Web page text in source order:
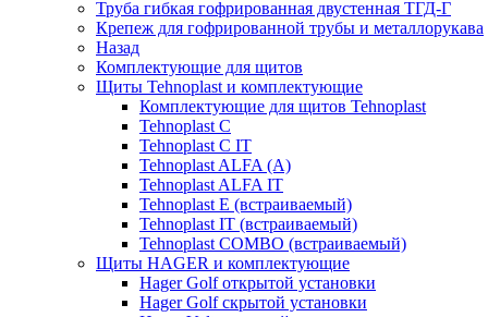
Труба гибкая гофрированная двустенная ТГД-Г
Крепеж для гофрированной трубы и металлорукава
Назад
Комплектующие для щитов
Щиты Tehnoplast и комплектующие
Комплектующие для щитов Tehnoplast
Tehnoplast C
Tehnoplast C IT
Tehnoplast ALFA (А)
Tehnoplast ALFA IT
Tehnoplast E (встраиваемый)
Tehnoplast IT (встраиваемый)
Tehnoplast COMBO (встраиваемый)
Щиты HAGER и комплектующие
Hager Golf открытой установки
Hager Golf скрытой установки